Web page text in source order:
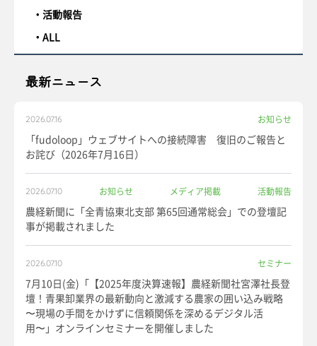
活動報告
ALL
最新ニュース
2026.07.16 お知らせ
「fudoloop」ウェブサイトへの接続障害 復旧のご報告と
お詫び（2026年7月16日）
2026.07.10 お知らせ メディア掲載 活動報告
農経新聞に「全青協東北支部 第65回通常総会」での登壇記
事が掲載されました
2026.07.10 セミナー
7月10日(金)「【2025年度決算速報】農経新聞社宮澤社長登
壇！青果卸業界の最新動向と激減する農家の囲い込み戦略
〜現場の手間をかけずに信頼関係を深めるデジタル活
用〜」オンラインセミナーを開催しました